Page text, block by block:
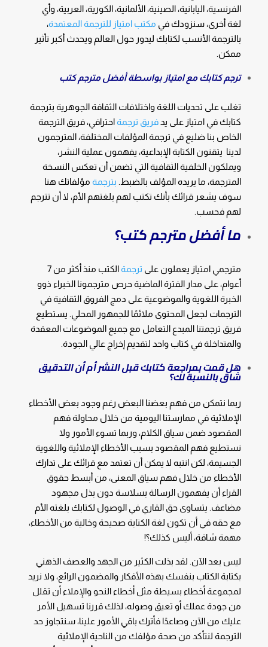
الفرنسية، اليابانية، الصينية، الألمانية، الكورية، العربية، وأي
لغة أخرى، سنزودك في مكتب امتياز للترجمة المعتمدة،
بالترجمة الأنسب لكتابك ليدور حول العالم ويحدث أكبر تأثير
ممكن.
ترجم كتابك مع امتياز بواسطة أفضل مترجم كتب
تغلب على تحديات اللغة واختلافات الثقافة الجوهرية بترجمة
كتابك في امتياز على يد فريق ترجمةاحترافي، فريق الترجمة
الخاص بنا ضليع في ترجمة المؤلفات المختلفة، المترجمون
لدينا يتقنون الكتابة الإبداعية، يفهمون عملية النشر،
ويملكون الخلفية الثقافية التي تضمن أن تعكس النسخة
المترجمة، ما يريده المؤلف بالضبط. بترجمةمؤلفاتك هنا
سوف يشعر قرائك بأنك تكتب لهم بلغتهم الأم، لا أن تترجم
لهم فحسب.
ما أفضل مترجم كتب؟
مترجمي امتياز يعملون على ترجمة
الكتب منذ أكثر من 7
أعوام، على مدار الفترة الماضية حرص مترجمونا الخبراء ذوو
الخبرة اللغوية والموضوعية على دمج الفروق الثقافية في
الترجمات لجعل المحتوى ملائمًا للجمهور المحلي. يستطيع
فريق ترجمتنا المبدع التعامل مع جميع الموضوعات المعقدة
والمتداخلة في كتاب واحد لتقديم إخراج عالي الجودة.
هل قمت بمراجعة كتابك قبل النشر أم أن التدقيق
شاق بالنسبة لك؟
ربما نتمكن من فهم بعضنا البعض رغم وجود بعض الأخطاء
الإملائية في ممارستنا اليومية من خلال محاولة فهم
المقصود ضمن سياق الكلام، وربما تسوء الأمور ولا
نستطيع فهم المقصود بسبب الأخطاء الإملائية واللغوية
الجسيمة، لكن انتبه لا يمكن أن تعتمد مع قرائك على تدارك
الأخطاء من خلال فهم سياق المعنى، من أبسط حقوق
القراء أن يفهمون الرسالة بسلاسة دون بذل مجهود
مضاعف. يتساوى حق القاري في الوصول لكتابك بلغته الأم
مع حقه في أن تكون لغة الكتابة صحيحة وخالية من الأخطاء،
مهمة شاقة، أليس كذلك؟!
ليس بعد الآن. لقد بذلت الكثير من الجهد والعصف الذهني
بكتابة الكتاب بنفسك بهذه الأفكار والمضمون الرائع، ولا نريد
لمجموعة أخطاء بسيطة مثل أخطاء النحو والإملاء أن تقلل
من جودة عملك أو تعيق وصوله، لذلك قررنا تسهيل الأمر
عليك من الآن وصاعدًا فأترك باقي الأمور علينا، سنتجاوز حد
الترجمة لنتأكد من صحة مؤلفك من الناحية الإملائية